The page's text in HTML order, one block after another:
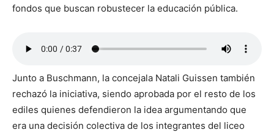
fondos que buscan robustecer la educación pública.
Junto a Buschmann, la concejala Natali Guissen también
rechazó la iniciativa, siendo aprobada por el resto de los
ediles quienes defendieron la idea argumentando que
era una decisión colectiva de los integrantes del liceo